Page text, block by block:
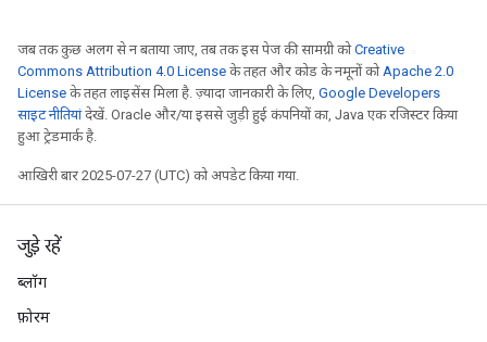
जब तक कुछ अलग से न बताया जाए, तब तक इस पेज की सामग्री कोCreative
Commons Attribution 4.0 License के तहत और कोड के नमूनों कोApache 2.0
License के तहत लाइसेंस मिला है. ज़्यादा जानकारी के लिए, Google Developers
साइट नीतियांदेखें. Oracle और/या इससे जुड़ी हुई कंपनियों का, Java एक रजिस्टर किया
हुआ ट्रेडमार्क है.
आखिरी बार 2025-07-27 (UTC) को अपडेट किया गया.
जुड़े रहें
ब्लॉग
फ़ोरम